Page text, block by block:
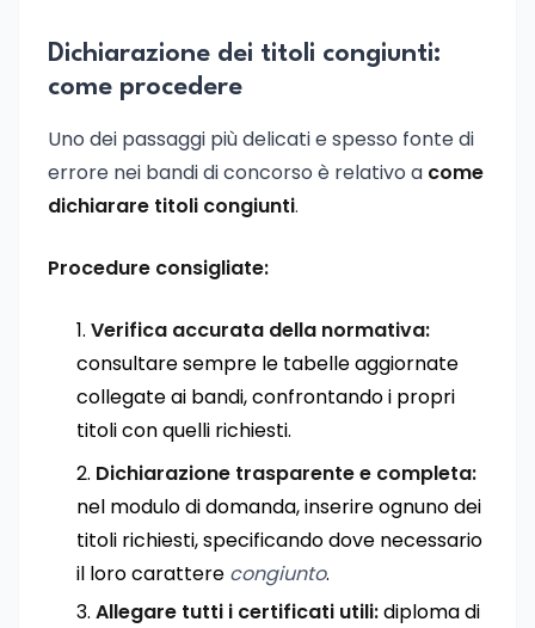
Dichiarazione dei titoli congiunti:
come procedere
Uno dei passaggi più delicati e spesso fonte di
errore nei bandi di concorso è relativo a come
dichiarare titoli congiunti.
Procedure consigliate:
Verifica accurata della normativa:
consultare sempre le tabelle aggiornate
collegate ai bandi, confrontando i propri
titoli con quelli richiesti.
Dichiarazione trasparente e completa:
nel modulo di domanda, inserire ognuno dei
titoli richiesti, specificando dove necessario
il loro carattere congiunto.
Allegare tutti i certificati utili:diploma di